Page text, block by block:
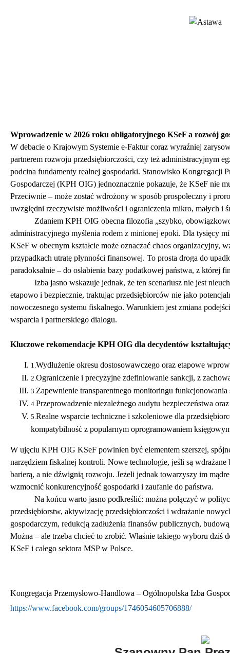
Wprowadzenie w 2026 roku obligatoryjnego KSeF a rozwój
W debacie o Krajowym Systemie e-Faktur coraz wyraźniej
partnerem rozwoju przedsiębiorczości, czy też administracyjnym
podcina fundamenty realnej gospodarki. Stanowisko Kongregacji
Gospodarczej (KPH OIG) jednoznacznie pokazuje, że KSeF nie
Przeciwnie – może zostać wdrożony w sposób prospołeczny i
uwzględni rzeczywiste możliwości i ograniczenia mikro, małych i
Zdaniem KPH OIG obecna filozofia „szybko,
administracyjnego myślenia rodem z minionej epoki. Dla tysięcy
KSeF w obecnym kształcie może oznaczać chaos organizacyjny,
przypadkach utratę płynności finansowej. To prosta droga do
paradoksalnie – do osłabienia bazy podatkowej państwa, z której
Izba jasno wskazuje jednak, że ten scenariusz nie jest
etapowo i bezpiecznie, traktując przedsiębiorców nie jako
nowoczesnego systemu fiskalnego. Warunkiem jest zmiana
wsparcia i partnerskiego dialogu.
Kluczowe rekomendacje KPH OIG dla decydentów
1. Wydłużenie okresu dostosowawczego oraz etapowe
2. Ograniczenie i precyzyjne zdefiniowanie sankcji, z
3. Zapewnienie transparentnego monitoringu funkcjonowania
4. Przeprowadzenie niezależnego audytu bezpieczeństwa
5. Realne wsparcie techniczne i szkoleniowe dla
kompatybilność z popularnym oprogramowaniem
W ujęciu KPH OIG KSeF powinien być elementem szerszej,
narzędziem fiskalnej kontroli. Nowe technologie, jeśli są
barierą, a nie dźwignią rozwoju. Jeżeli jednak towarzyszy im
wzmocnić konkurencyjność gospodarki i zaufanie do państwa.
Na końcu warto jasno podkreślić:można połączyć w
przedsiębiorstw, aktywizację przedsiębiorczości i wdrażanie
gospodarczym, redukcją zadłużenia finansów publicznych,
Można – ale trzeba chcieć to zrobić. Właśnie takiego wyboru dziś
KSeF i całego sektora MSP w Polsce.
Kongregacja Przemysłowo-Handlowa – Ogólnopolska Izba
https://www.facebook.com/groups/1746054605706888/